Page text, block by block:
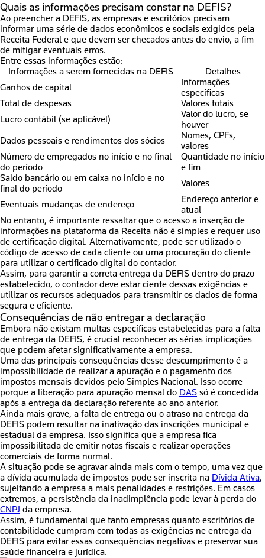
Quais as informações precisam constar na DEFIS?
Ao preencher a DEFIS, as empresas e escritórios precisam
informar uma série de dados econômicos e sociais exigidos pela
Receita Federal e que devem ser checados antes do envio, a fim
de mitigar eventuais erros.
Entre essas informações estão:
Informações a serem fornecidas na DEFIS
Detalhes
Ganhos de capital
Informações
específicas
Total de despesas
Valores totais
Lucro contábil (se aplicável)
Valor do lucro, se
houver
Dados pessoais e rendimentos dos sócios
Nomes, CPFs,
valores
Número de empregados no início e no final
do período
Quantidade no início
e fim
Saldo bancário ou em caixa no início e no
final do período
Valores
Eventuais mudanças de endereço
Endereço anterior e
atual
No entanto, é importante ressaltar que o acesso a inserção de
informações na plataforma da Receita não é simples e requer uso
de certificação digital. Alternativamente, pode ser utilizado o
código de acesso de cada cliente ou uma procuração do cliente
para utilizar o certificado digital do contador.
Assim, para garantir a correta entrega da DEFIS dentro do prazo
estabelecido, o contador deve estar ciente dessas exigências e
utilizar os recursos adequados para transmitir os dados de forma
segura e eficiente.
Consequências de não entregar a declaração
Embora não existam multas específicas estabelecidas para a falta
de entrega da DEFIS, é crucial reconhecer as sérias implicações
que podem afetar significativamente a empresa.
Uma das principais consequências desse descumprimento é a
impossibilidade de realizar a apuração e o pagamento dos
impostos mensais devidos pelo Simples Nacional. Isso ocorre
porque a liberação para apuração mensal do DAS só é concedida
após a entrega da declaração referente ao ano anterior.
Ainda mais grave, a falta de entrega ou o atraso na entrega da
DEFIS podem resultar na inativação das inscrições municipal e
estadual da empresa. Isso significa que a empresa fica
impossibilitada de emitir notas fiscais e realizar operações
comerciais de forma normal.
A situação pode se agravar ainda mais com o tempo, uma vez que
a dívida acumulada de impostos pode ser inscrita na Dívida Ativa,
sujeitando a empresa a mais penalidades e restrições. Em casos
extremos, a persistência da inadimplência pode levar à perda do
CNPJ da empresa.
Assim, é fundamental que tanto empresas quanto escritórios de
contabilidade cumpram com todas as exigências ne entrega da
DEFIS para evitar essas consequências negativas e preservar sua
saúde financeira e jurídica.